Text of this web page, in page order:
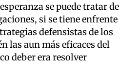
se puede tratar de
si se tiene enfrente
defensistas de los
las aun más eficaces del
deber era resolver